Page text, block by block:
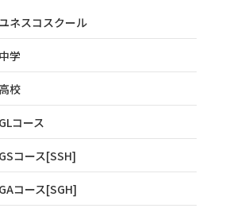
ユネスコスクール
中学
高校
GLコース
GSコース[SSH]
GAコース[SGH]